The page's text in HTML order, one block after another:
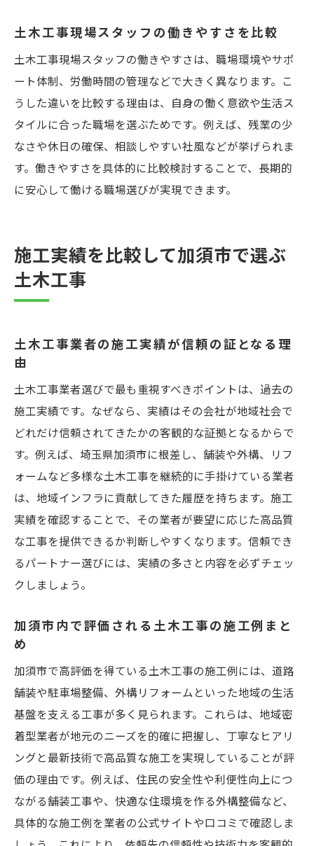
土木工事現場スタッフの働きやすさを比較
土木工事現場スタッフの働きやすさは、職場環境やサポ
ート体制、労働時間の管理などで大きく異なります。こ
うした違いを比較する理由は、自身の働く意欲や生活ス
タイルに合った職場を選ぶためです。例えば、残業の少
なさや休日の確保、相談しやすい社風などが挙げられま
す。働きやすさを具体的に比較検討することで、長期的
に安心して働ける職場選びが実現できます。
施工実績を比較して加須市で選ぶ
土木工事
土木工事業者の施工実績が信頼の証となる理
由
土木工事業者選びで最も重視すべきポイントは、過去の
施工実績です。なぜなら、実績はその会社が地域社会で
どれだけ信頼されてきたかの客観的な証拠となるからで
す。例えば、埼玉県加須市に根差し、舗装や外構、リフ
ォームなど多様な土木工事を継続的に手掛けている業者
は、地域インフラに貢献してきた履歴を持ちます。施工
実績を確認することで、その業者が要望に応じた高品質
な工事を提供できるか判断しやすくなります。信頼でき
るパートナー選びには、実績の多さと内容を必ずチェッ
クしましょう。
加須市内で評価される土木工事の施工例まと
め
加須市で高評価を得ている土木工事の施工例には、道路
舗装や駐車場整備、外構リフォームといった地域の生活
基盤を支える工事が多く見られます。これらは、地域密
着型業者が地元のニーズを的確に把握し、丁寧なヒアリ
ングと最新技術で高品質な施工を実現していることが評
価の理由です。例えば、住民の安全性や利便性向上につ
ながる舗装工事や、快適な住環境を作る外構整備など、
具体的な施工例を業者の公式サイトや口コミで確認しま